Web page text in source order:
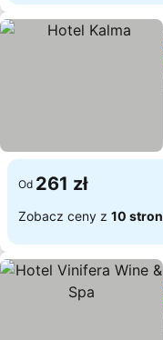
Od 261 zł
Zobacz ceny z 10 stron